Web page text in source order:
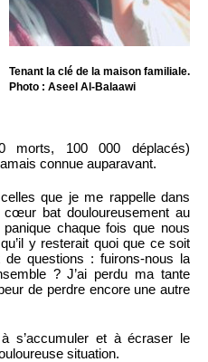
Tenant la clé de la maison familiale.
Photo : Aseel Al-Balaawi
morts, 100 000 déplacés)
connue auparavant.
que je me rappelle dans
bat douloureusement au
chaque fois que nous
y resterait quoi que ce soit
questions : fuirons-nous la
? J’ai perdu ma tante
de perdre encore une autre
s’accumuler et à écraser le
situation.